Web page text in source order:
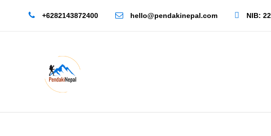
+6282143872400 hello@pendakinepal.com NIB: